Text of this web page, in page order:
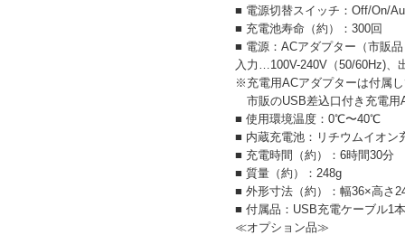
■ 電源切替スイッチ：Off/On/
■ 充電池寿命（約）：300回
■ 電源：ACアダプター（市販
入力…100V-240V（50/60Hz)
※充電用ACアダプターは付属
市販のUSB差込口付き充電用
■ 使用環境温度：0℃〜40℃
■ 内蔵充電池：リチウムイオン
■ 充電時間（約）：6時間30分
■ 質量（約）：248g
■ 外形寸法（約）：幅36×高さ
■ 付属品：USB充電ケーブル1
≪オプション品≫